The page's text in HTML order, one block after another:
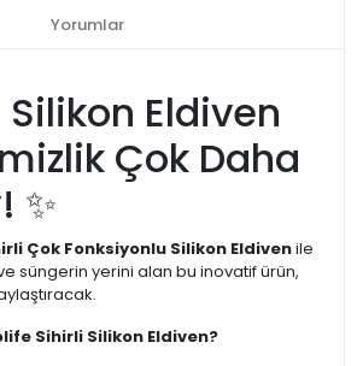
Yorumlar
Eldiven
Çok Daha
✨
Çok Fonksiyonlu Silikon Eldivenile
ve süngerin yerini alan bu inovatif ürün,
Sihirli Silikon Eldiven?